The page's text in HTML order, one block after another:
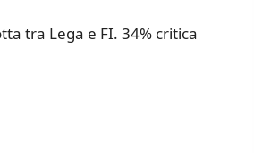
tra Lega e FI. 34% critica